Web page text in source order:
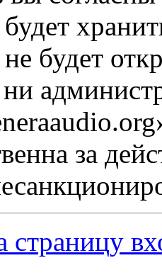
будет
за
страницу